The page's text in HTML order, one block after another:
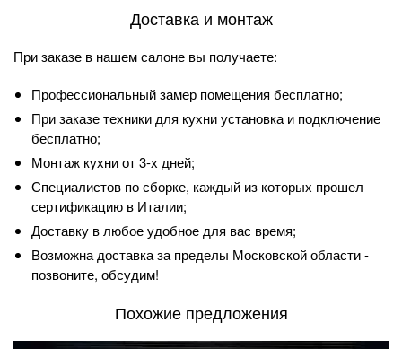
Доставка и монтаж
При заказе в нашем салоне вы получаете:
Профессиональный замер помещения бесплатно;
При заказе техники для кухни установка и подключение
бесплатно;
Монтаж кухни от 3-х дней;
Специалистов по сборке, каждый из которых прошел
сертификацию в Италии;
Доставку в любое удобное для вас время;
Возможна доставка за пределы Московской области -
позвоните, обсудим!
Похожие предложения